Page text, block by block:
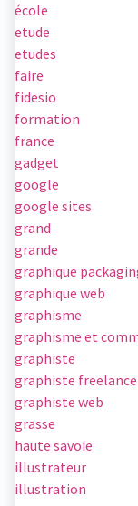
école
etude
etudes
faire
fidesio
formation
france
gadget
google
google sites
grand
grande
graphique
graphique web
graphisme
graphisme et
graphiste
graphiste freelance
graphiste web
grasse
haute savoie
illustrateur
illustration